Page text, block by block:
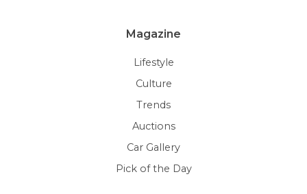
Magazine
Lifestyle
Culture
Trends
Auctions
Car Gallery
Pick of the Day